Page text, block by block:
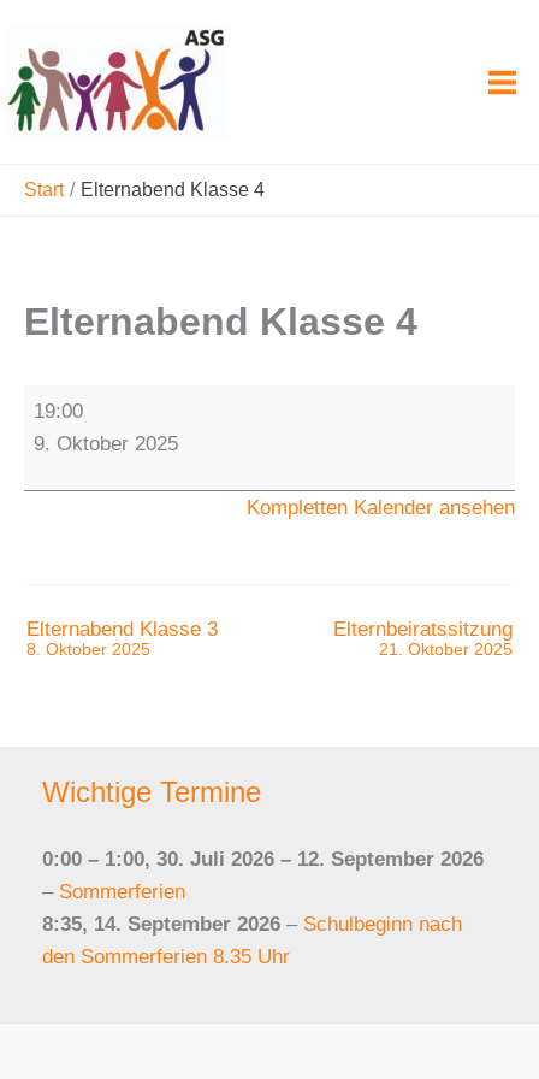
Inhalt
springen
Start Elternabend Klasse 4
Elternabend Klasse 4
Elternabend
Klasse
19:00
9. Oktober 2025
Kompletten Kalender ansehen
Elternabend Klasse 3
8. Oktober 2025
Elternbeiratssitzung
21. Oktober 2025
Wichtige Termine
0:00 – 1:00, 30. Juli 2026 – 12. September 2026
– Sommerferien
8:35, 14. September 2026 – Schulbeginn nach
den Sommerferien 8.35 Uhr